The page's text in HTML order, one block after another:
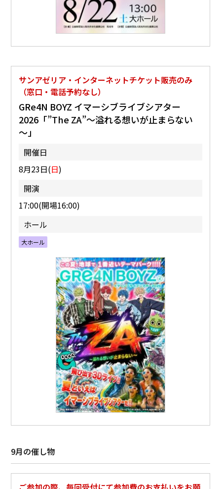
サンアゼリア・インターネットチケット販売のみ
（窓口・電話予約なし）
GRe4N BOYZ イマーシブライブシアター
2026「”The ZA”～溢れる想いが止まらない
～」
開催日
8月23日(日)
開演
17:00(開場16:00)
ホール
大ホール
9月の催し物